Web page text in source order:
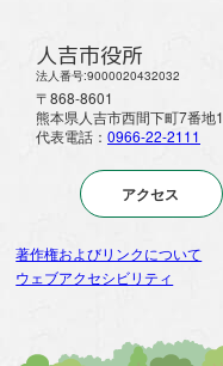
人吉市役所
法人番号:9000020432032
〒868-8601
熊本県人吉市西間下町7番地1
代表電話： 0966-22-2111
アクセス
著作権およびリンクについて
ウェブアクセシビリティ